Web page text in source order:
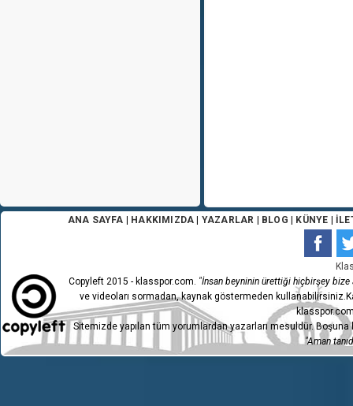
ANA SAYFA HAKKIMIZDA YAZARLAR BLOG KÜNYE
Copyleft 2015 - klasspor.com. "İnsan beyninin ürettiği hiçbirşey bize
ve videoları sormadan, kaynak göstermeden
Sitemizde yapılan tüm yorumlardan yazarları mesuldür.
"Aman